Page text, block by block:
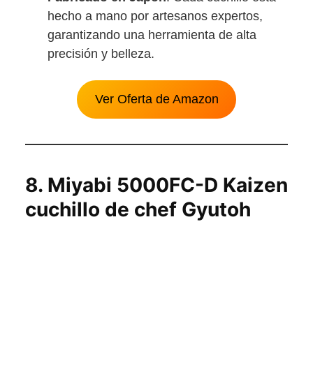
hecho a mano por artesanos expertos,
garantizando una herramienta de alta
precisión y belleza.
Ver Oferta de Amazon
8. Miyabi 5000FC-D Kaizen
cuchillo de chef Gyutoh